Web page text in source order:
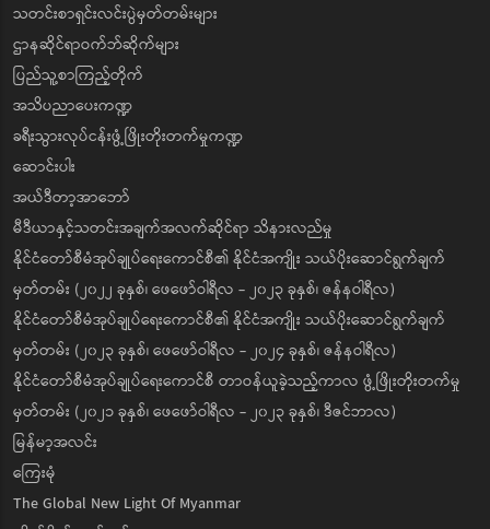
သတင်းစာရှင်းလင်းပွဲမှတ်တမ်းများ
ဌာနဆိုင်ရာဝက်ဘ်ဆိုက်များ
ပြည်သူ့စာကြည့်တိုက်
အသိပညာပေးကဏ္ဍ
ခရီးသွားလုပ်ငန်းဖွံ့ဖြိုးတိုးတက်မှုကဏ္ဍ
ဆောင်းပါး
အယ်ဒီတာ့အာဘော်
မီဒီယာနှင့်သတင်းအချက်အလက်ဆိုင်ရာ သိနားလည်မှု
နိုင်ငံတော်စီမံအုပ်ချုပ်ရေးကောင်စီ၏ နိုင်ငံအကျိုး သယ်ပိုးဆောင်ရွက်ချက်
မှတ်တမ်း (၂၀၂၂ ခုနှစ်၊ ဖေဖော်ဝါရီလ - ၂၀၂၃ ခုနှစ်၊ ဇန်နဝါရီလ)
နိုင်ငံတော်စီမံအုပ်ချုပ်ရေးကောင်စီ၏ နိုင်ငံအကျိုး သယ်ပိုးဆောင်ရွက်ချက်
မှတ်တမ်း (၂၀၂၃ ခုနှစ်၊ ဖေဖော်ဝါရီလ - ၂၀၂၄ ခုနှစ်၊ ဇန်နဝါရီလ)
နိုင်ငံတော်စီမံအုပ်ချုပ်ရေးကောင်စီ တာဝန်ယူခဲ့သည့်ကာလ ဖွံ့ဖြိုးတိုးတက်မှု
မှတ်တမ်း (၂၀၂၁ ခုနှစ်၊ ဖေဖော်ဝါရီလ - ၂၀၂၃ ခုနှစ်၊ ဒီဇင်ဘာလ)
မြန်မာ့အလင်း
ကြေးမုံ
The Global New Light Of Myanmar